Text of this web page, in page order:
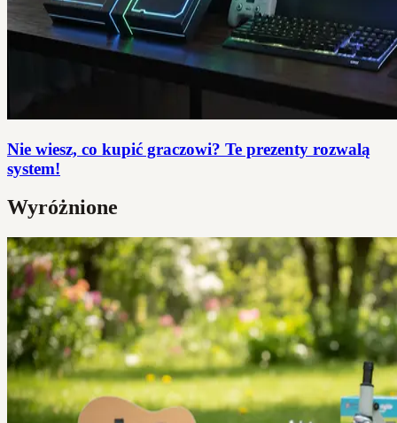
Nie wiesz, co kupić graczowi? Te prezenty rozwalą
system!
Wyróżnione